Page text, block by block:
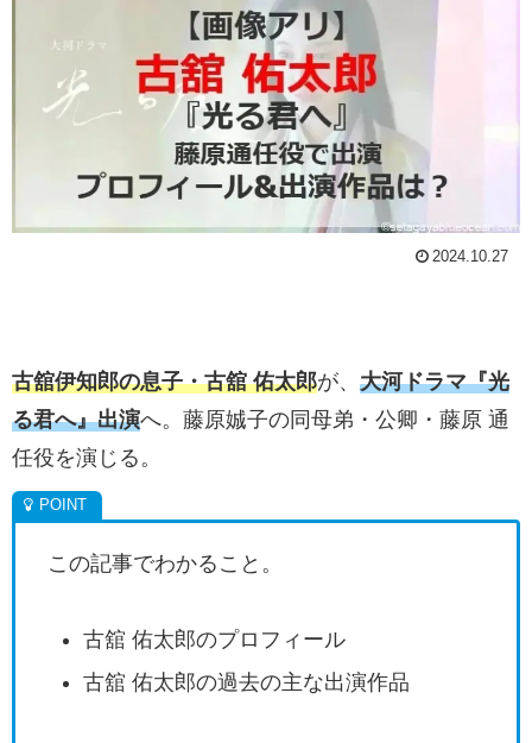
2024.10.27
古舘伊知郎の息子・古舘 佑太郎が、 大河ドラマ『光
る君へ』出演へ。藤原娍子の同母弟・公卿・藤原 通
任役を演じる。
この記事でわかること。
古舘 佑太郎のプロフィール
古舘 佑太郎の過去の主な出演作品